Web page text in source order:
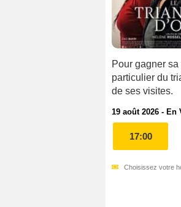
Pour gagner
particulier du
de ses visites.
19 août 2026 - En
17:00
Choisissez votre